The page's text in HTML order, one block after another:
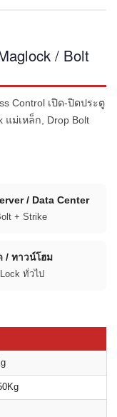
/ Bolt
Control เปิด-ปิดประตู
ม่เหล็ก, Drop Bolt
/ Data Center
+ Strike
/ ทาวน์โฮม
ทั่วไป